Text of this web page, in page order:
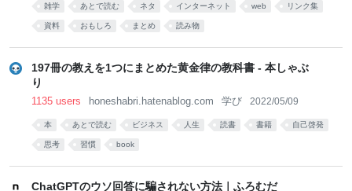
雑学 あとで読む ネタ インターネット web リンク集
資料 おもしろ まとめ 読み物
197冊の教えを1つにまとめた黄金律の教科書 - 本しゃぶ
り
1135 users honeshabri.hatenablog.com 学び 2022/05/09
本 あとで読む ビジネス 人生 読書 書籍 自己啓発
思考 習慣 book
ChatGPTのウソ回答に騙されない方法｜ふろむだ